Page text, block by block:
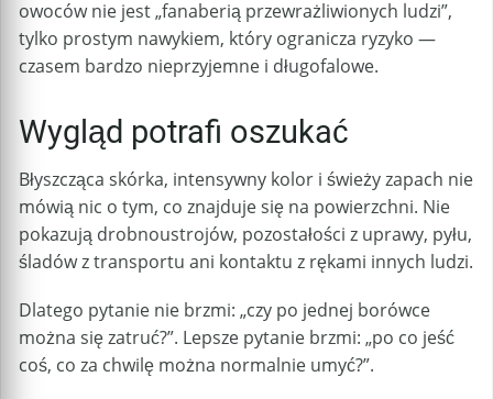
owoców nie jest „fanaberią przewrażliwionych ludzi”,
tylko prostym nawykiem, który ogranicza ryzyko —
czasem bardzo nieprzyjemne i długofalowe.
Wygląd potrafi oszukać
Błyszcząca skórka, intensywny kolor i świeży zapach nie
mówią nic o tym, co znajduje się na powierzchni. Nie
pokazują drobnoustrojów, pozostałości z uprawy, pyłu,
śladów z transportu ani kontaktu z rękami innych ludzi.
Dlatego pytanie nie brzmi: „czy po jednej borówce
można się zatruć?”. Lepsze pytanie brzmi: „po co jeść
coś, co za chwilę można normalnie umyć?”.